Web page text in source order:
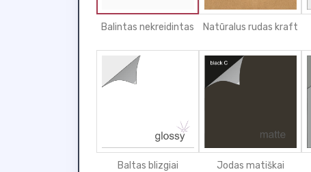
Balintas nekreidintas Natūralus rudas kraft
Baltas blizgiai
Jodas matiškai